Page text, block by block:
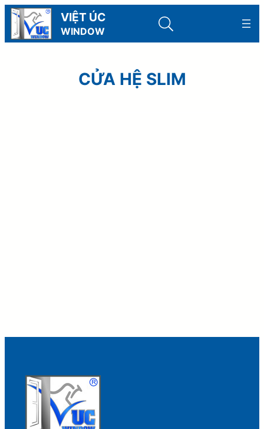
Skip
to
VIỆT ÚC
WINDOW
CỬA HỆ SLIM